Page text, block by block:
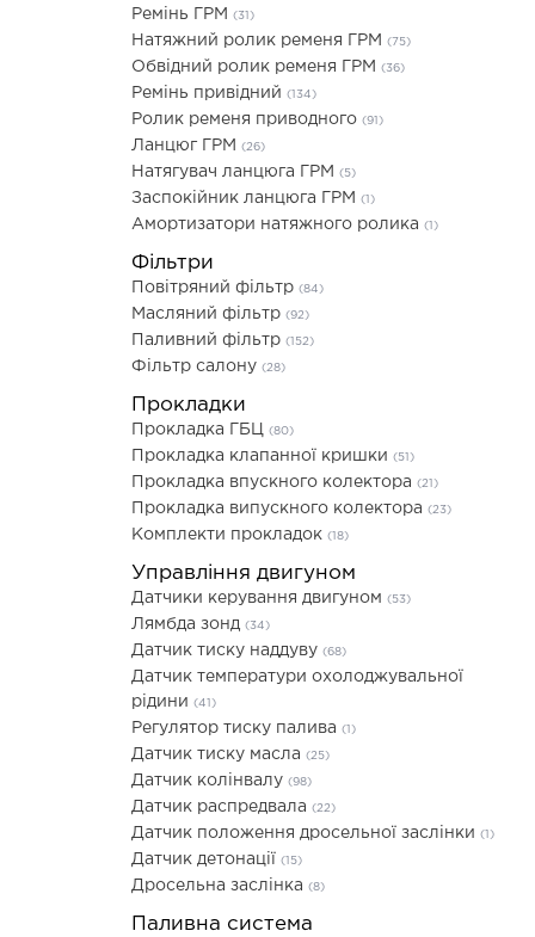
Ремінь ГРМ (31)
Натяжний ролик ременя ГРМ (75)
Обвідний ролик ременя ГРМ (36)
Ремінь привідний (134)
Ролик ременя приводного (91)
Ланцюг ГРМ (26)
Натягувач ланцюга ГРМ (5)
Заспокійник ланцюга ГРМ (1)
Амортизатори натяжного ролика (1)
Фільтри
Повітряний фільтр (84)
Масляний фільтр (92)
Паливний фільтр (152)
Фільтр салону (28)
Прокладки
Прокладка ГБЦ (80)
Прокладка клапанної кришки (51)
Прокладка впускного колектора (21)
Прокладка випускного колектора (23)
Комплекти прокладок (18)
Управління двигуном
Датчики керування двигуном (53)
Лямбда зонд (34)
Датчик тиску наддуву (68)
Датчик температури охолоджувальної
рідини (41)
Регулятор тиску палива (1)
Датчик тиску масла (25)
Датчик колінвалу (98)
Датчик распредвала (22)
Датчик положення дросельної заслінки (1)
Датчик детонації (15)
Дросельна заслінка (8)
Паливна система